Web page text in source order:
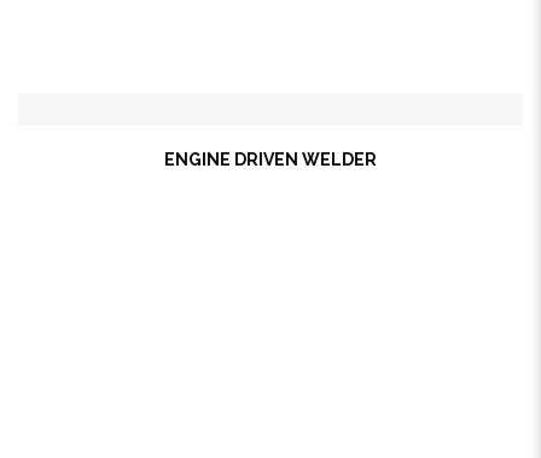
ENGINE DRIVEN WELDER